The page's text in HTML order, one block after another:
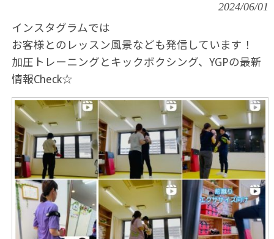
2024/06/01
インスタグラムでは
お客様とのレッスン風景なども発信しています！
加圧トレーニングとキックボクシング、YGPの最新
情報Check☆